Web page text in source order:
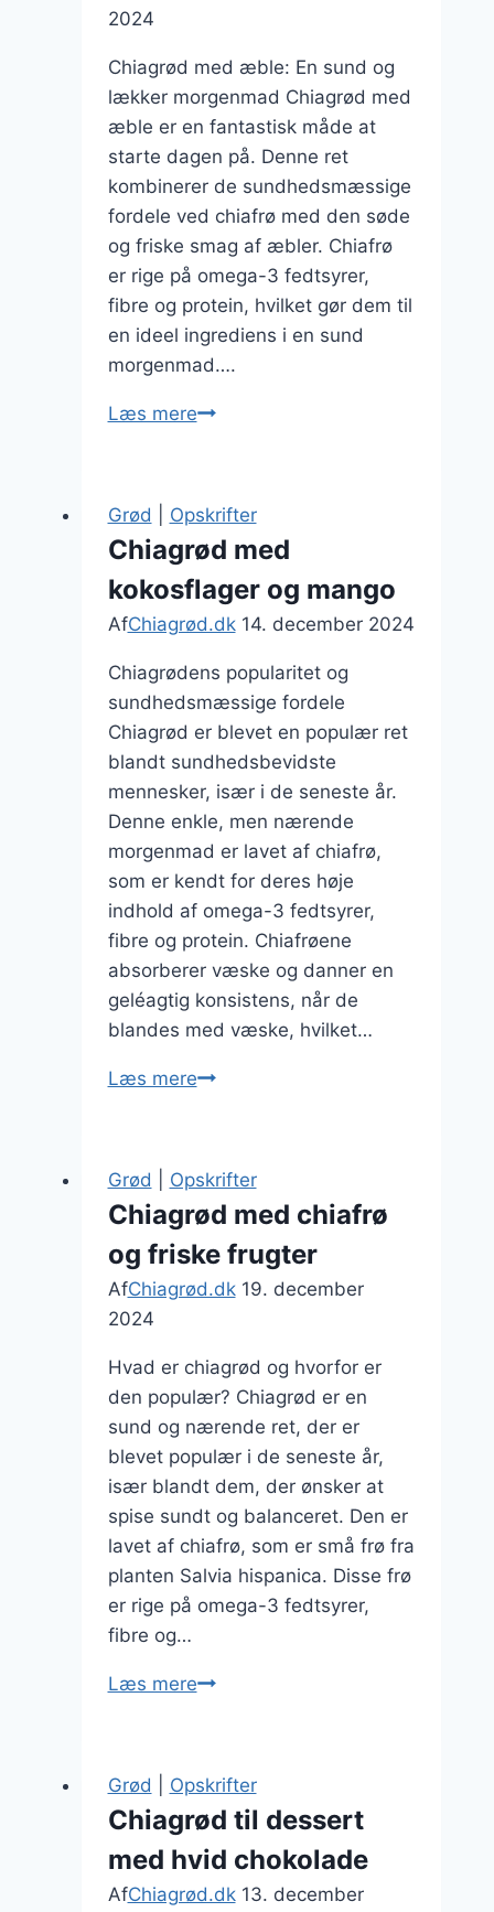
2024
Chiagrød med æble: En sund og
lækker morgenmad Chiagrød med
æble er en fantastisk måde at
starte dagen på. Denne ret
kombinerer de sundhedsmæssige
fordele ved chiafrø med den søde
og friske smag af æbler. Chiafrø
er rige på omega-3 fedtsyrer,
fibre og protein, hvilket gør dem til
en ideel ingrediens i en sund
morgenmad….
Læs mereChiagrød
Et
indspark
til
din
Grød Opskrifter
Chiagrød med
kokosflager og mango
AfChiagrød.dk 14. december 2024
Chiagrødens popularitet og
sundhedsmæssige fordele
Chiagrød er blevet en populær ret
blandt sundhedsbevidste
mennesker, især i de seneste år.
Denne enkle, men nærende
morgenmad er lavet af chiafrø,
som er kendt for deres høje
indhold af omega-3 fedtsyrer,
fibre og protein. Chiafrøene
absorberer væske og danner en
geléagtig konsistens, når de
blandes med væske, hvilket…
Læs mereChiagrød
og
Grød Opskrifter
Chiagrød med chiafrø
og friske frugter
AfChiagrød.dk 19. december
2024
Hvad er chiagrød og hvorfor er
den populær? Chiagrød er en
sund og nærende ret, der er
blevet populær i de seneste år,
især blandt dem, der ønsker at
spise sundt og balanceret. Den er
lavet af chiafrø, som er små frø fra
planten Salvia hispanica. Disse frø
er rige på omega-3 fedtsyrer,
fibre og…
Læs mereChiagrød
og
frugter
Grød Opskrifter
Chiagrød til dessert
med hvid chokolade
AfChiagrød.dk 13. december